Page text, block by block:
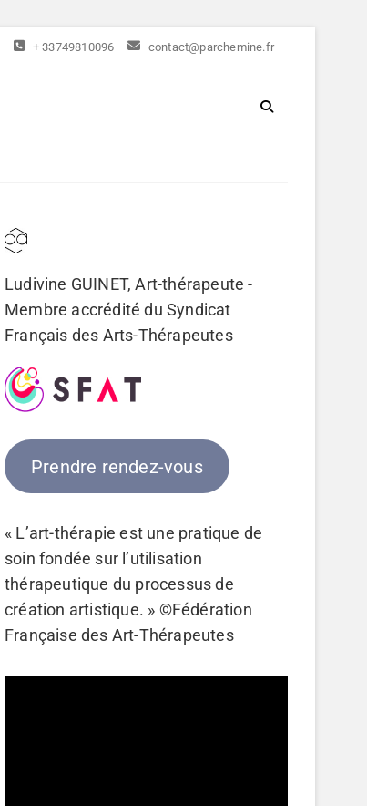
+ 33749810096 contact@parchemine.fr
Ludivine GUINET, Art-thérapeute -
Membre accrédité du Syndicat
Français des Arts-Thérapeutes
Prendre rendez-vous
« L’art-thérapie est une pratique de
soin fondée sur l’utilisation
thérapeutique du processus de
création artistique. » ©Fédération
Française des Art-Thérapeutes